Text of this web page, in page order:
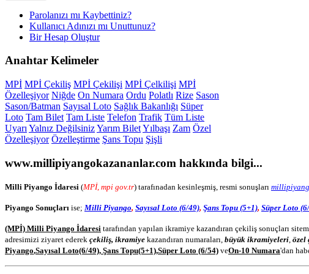
Parolanızı mı Kaybettiniz?
Kullanıcı Adınızı mı Unuttunuz?
Bir Hesap Oluştur
Anahtar Kelimeler
MPİ MPİ Çekiliş MPİ Çekilişi MPİ Çelkilişi MPİ
Özelleşiyor Niğde On Numara Ordu Polatlı Rize Sason
Sason/Batman Sayısal Loto Sağlık Bakanlığı Süper
Loto Tam Bilet Tam Liste Telefon Trafik Tüm Liste
Uyarı Yalnız DeğilsinizYarım BiletYılbaşı Zam Özel
Özelleşiyor Özelleştirme Şans Topu Şişli
www.millipiyangokazananlar.com hakkında bilgi...
Milli Piyango İdaresi (MPİ, mpi gov.tr) tarafınadan kesinleşmiş, resmi sonuşları
Piyango Sonuçları ise; Milli Piyango, Sayısal Loto (6/49), Şans Topu (5+1), Süper Loto
(MPİ) Milli Piyango İdaresi tarafından yapılan ikramiye kazandıran çekiliş sonuçları
adresimizi ziyaret ederek çekiliş, ikramiye kazandıran numaraları, büyük ikramiyeleri, özel
Piyango,Sayısal Loto(6/49), Şans Topu(5+1),Süper Loto (6/54) veOn-10 Numara'dan